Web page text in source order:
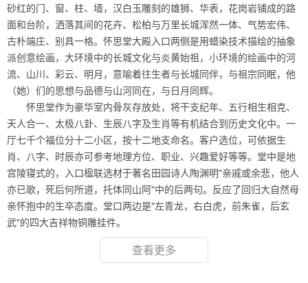
砂红的门、窗、柱、墙，汉白玉雕刻的雄狮、华表，花岗岩铺成的路
面和台阶，洒落其间的花卉、松柏与万里长城浑然一体、气势宏伟、
古朴端庄、别具一格。怀思堂大殿入口两侧是用蜡染技术描绘的抽象
派创意绘画，大环境中的长城文化与炎黄始祖，小环境的绘画中的河
流、山川、彩云、明月，意喻着往生者与长城同伴，与祖宗同眠，他
（她）们的思想与品德与山河同在，与日月同辉。
怀思堂作为豪华室内骨灰存放处，将干支纪年、五行相生相克、
天人合一、太极八卦、生辰八字及生肖等有机结合到历史文化中。一
厅七千个福位分十二小区，按十二地支命名。客户选位，可依据生
肖、八字、时辰亦可参考地理方位、职业、兴趣爱好等等。堂中是地
宫陵寝式的，入口楹联选材于著名田园诗人陶渊明"亲戚或余悲，他人
亦已歌，死后何所道，托体同山阿"中的后两句。反应了回归大自然母
亲怀抱中的生卒态度。堂口两边是"左青龙，右白虎，前朱雀，后玄
武"的四大吉祥物铜雕挂件。
查看更多